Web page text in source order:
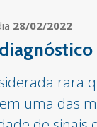
28/02/2022
rara
uma das